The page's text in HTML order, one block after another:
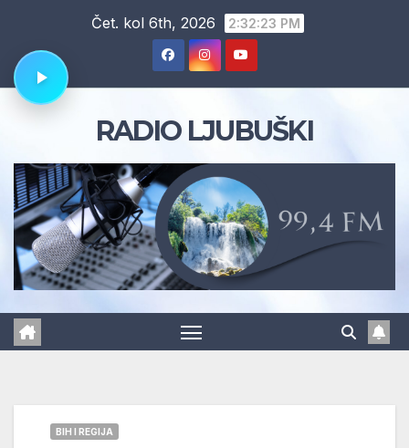
content
Čet. kol 6th, 2026 2:32:24 PM
RADIO LJUBUŠKI
BIH I REGIJA